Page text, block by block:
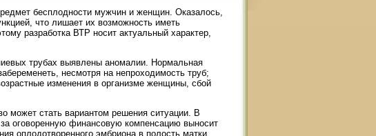
бесплодности мужчин и женщин. Оказалось,
что лишает их возможность иметь
разработка ВТР носит актуальный характер,
трубах выявлены аномалии. Нормальная
несмотря на непроходимость труб;
изменения в организме женщины, сбой
может стать вариантом решения ситуации. В
оговоренную финансовую компенсацию выносит
оплодотворенного эмбриона в полость матки